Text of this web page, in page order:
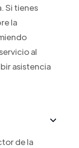
Si tienes
la
al
asistencia
de la